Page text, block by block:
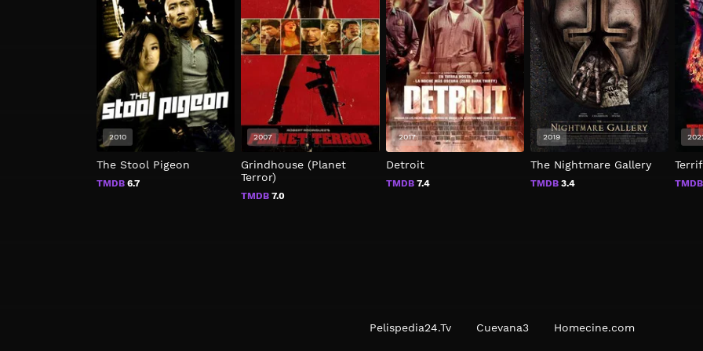
The Stool Pigeon
TMDB 6.7
2010
Grindhouse (Planet
Terror)
TMDB 7.0
2007
Detroit
TMDB7.4
2017
The Nightmare Gallery
TMDB3.4
2019
TMDB
Pelispedia24.Tv Cuevana3 Homecine.com